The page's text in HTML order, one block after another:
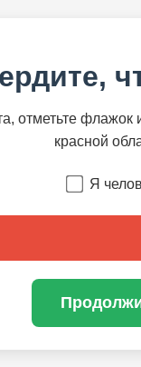
отметьте
красной
Я